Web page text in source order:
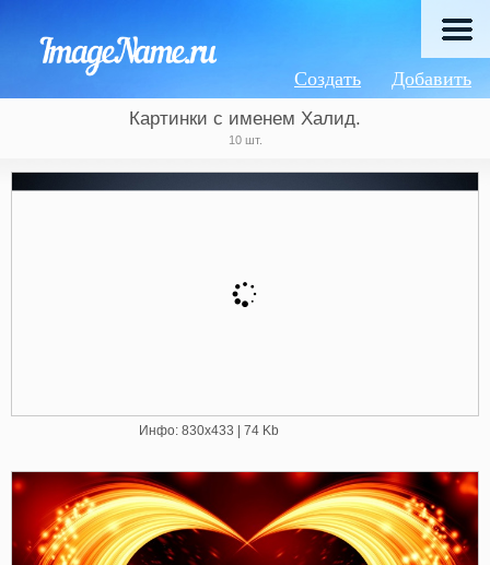
Добавить
Создать
Картинки с именем Халид.
10 шт.
Инфо: 830х433 | 74 Kb